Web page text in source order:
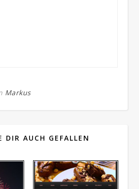
Markus
DIR AUCH GEFALLEN